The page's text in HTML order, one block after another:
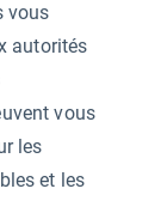
vous
autorités
vous
les
et les